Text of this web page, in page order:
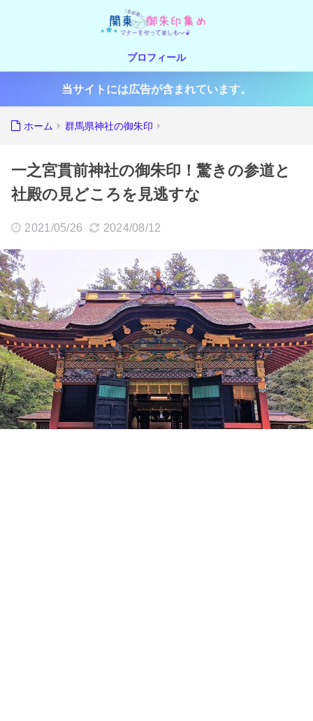
プロフィール
当サイトには広告が含まれています。
ホーム 群馬県神社の御朱印
一之宮貫前神社の御朱印！驚きの参道と
社殿の見どころを見逃すな
2021/05/26 2024/08/12